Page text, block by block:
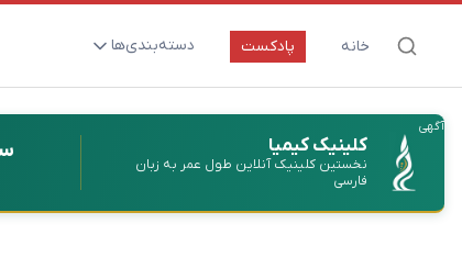
خانه پادکست دسته‌بندی‌ها
ارتقای سلامت و طول عمر
بیماری‌ها و پاتوژن‌ها
تغذیه و مکمل‌ها
آگهی
کلینیک کیمیا
نخستین کلینیک آنلاین طول عمر به زبان
فارسی